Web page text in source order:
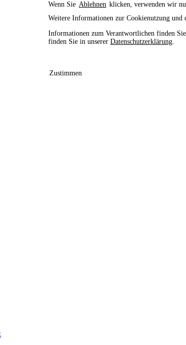
Wenn Sie Ablehnen klicken, verwenden wir
Weitere Informationen zur Cookienutzung
Informationen zum Verantwortlichen finden
finden Sie in unserer Datenschutzerklärung
Zustimmen